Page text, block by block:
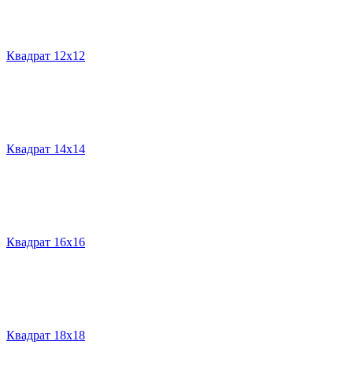
Квадрат 12х12
Квадрат 14х14
Квадрат 16х16
Квадрат 18х18